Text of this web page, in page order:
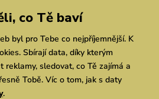
Chrudimco Tě baví
byl pro Tebe co nejpříjemnější. K
Sbírají data, díky kterým
reklamy, sledovat, co Tě zajímá a
Tobě. Víc o tom, jak s daty
.